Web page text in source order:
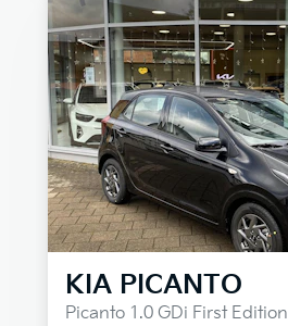
KIA PICANTO
Picanto 1.0 GDi First Edition